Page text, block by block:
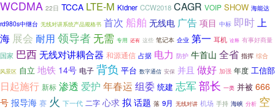
WCDMA 22日 TCCA LTE-M Kidner CCW2018 CAGR VOIP SHOW 海能达
rd980s中继台 无线对讲系统产品规格书 首次 船舶 无线电 广告 项目 中标 即时 上
海 展会 耐用 领导者无需 专用 还有 这些 笔记本 企业 第一 耳机 诠释 有事好商量
国家 巴西无线对讲耦合器 和源通信 占据 电力 防护 牛首山 全省 指挥 综合
风景区 自立 地铁 14号 电子 背负 平台 数字通信 安保 并且 做好 加强 年度 工信部
日起施行 新标 渗透 爱护 年春运 组委 统建 志军 部长 一类 并被 666
号 报导海 赛 火 下一代 二字 心求 拟 话题 落 9月 无线对讲 机场 手持 海峡 分析 空